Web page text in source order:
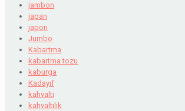
jambon
japan
japon
Jumbo
Kabartma
kabartma tozu
kaburga
Kadayıf
kahvaltı
kahvaltılık